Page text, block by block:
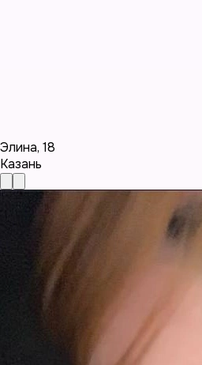
Элина, 18
Казань